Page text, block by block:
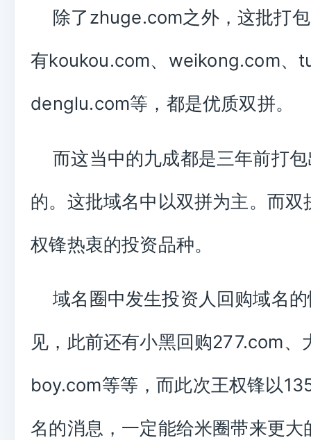
除了zhuge.com之外，这批打
有koukou.com、weikong.com、
denglu.com等，都是优质双拼。
而这当中的九成都是三年前打
的。这批域名中以双拼为主。而双
权锋热衷的投资品种。
域名圈中发生投资人回购域名
见，此前还有小黑回购277.com、
boy.com等等，而此次王权锋以
名的消息，一定能给米圈带来更大